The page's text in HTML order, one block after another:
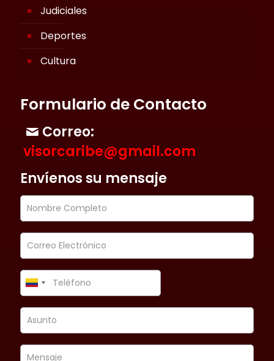
Judiciales
Deportes
Cultura
Formulario de Contacto
Correo:
visorcaribe@gmail.com
Envíenos su mensaje